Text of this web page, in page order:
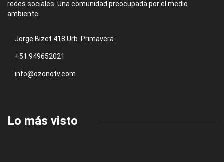
redes sociales. Una comunidad preocupada por el medio
ambiente.
Jorge Bizet 418 Urb. Primavera
+51 949652021
info@ozonotv.com
Lo más visto